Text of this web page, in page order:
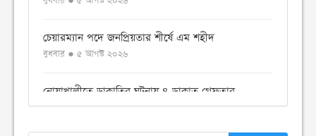
চেয়ারম্যান পদে জনপ্রিয়তার শীর্ষে এম শহীদ
বুধবার ● ৫ আগস্ট ২০২৬
নোয়াখালীতে ডাকাতির ঘটনায় ৪ ডাকাত গ্রেফতার
বুধবার ● ৫ আগস্ট ২০২৬